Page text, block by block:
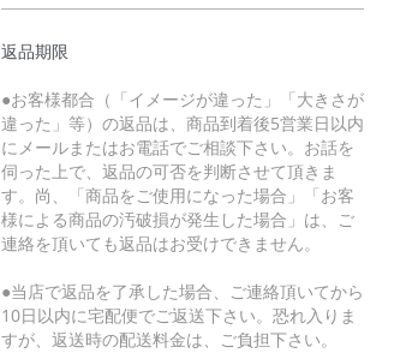
返品期限
●お客様都合（「イメージが違った」「大きさが
違った」等）の返品は、商品到着後5営業日以内
にメールまたはお電話でご相談下さい。お話を
伺った上で、返品の可否を判断させて頂きま
す。尚、「商品をご使用になった場合」「お客
様による商品の汚破損が発生した場合」は、ご
連絡を頂いても返品はお受けできません。
●当店で返品を了承した場合、ご連絡頂いてから
10日以内に宅配便でご返送下さい。恐れ入りま
すが、返送時の配送料金は、ご負担下さい。